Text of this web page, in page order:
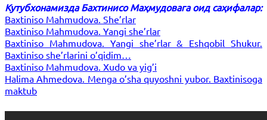
Кутубхонамизда Бахтинисо Маҳмудовага оид саҳифалар:
Baxtiniso Mahmudova. She’rlar
Baxtiniso Mahmudova. Yangi she’rlar
Baxtiniso Mahmudova. Yangi she’rlar & Eshqobil Shukur.
Baxtiniso she’rlarini o’qidim…
Baxtiniso Mahmudova. Xudo va yig’i
Halima Ahmedova. Menga o’sha quyoshni yubor. Baxtinisoga
maktub